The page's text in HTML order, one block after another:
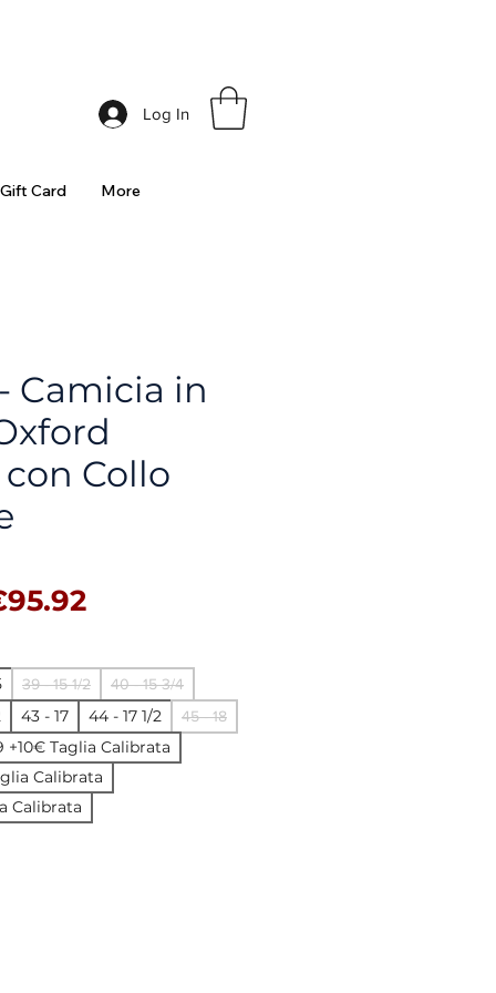
Gift Card More
Log In
Camicia in
Collo
Price
Sale Price
39 - 15 1/2 40 - 15 3/4
43 - 17 44 - 17 1/2 45 - 18
+10€ Taglia Calibrata
Calibrata
Calibrata